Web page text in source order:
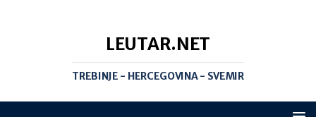
LEUTAR.NET
TREBINJE - HERCEGOVINA - SVEMIR